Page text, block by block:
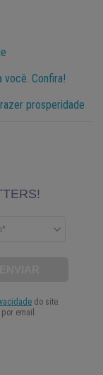
você. Confira!
prosperidade